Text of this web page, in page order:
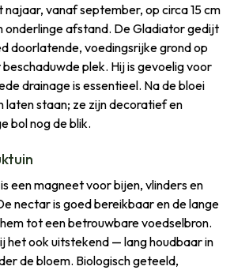
najaar, vanaf september, op circa 15 cm
afstand. De Gladiator gedijt
doorlatende, voedingsrijke grond op
plek. Hij is gevoelig voor
drainage is essentieel. Na de bloei
laten staan; ze zijn decoratief en
bol nog de blik.
een magneet voor bijen, vlinders en
nectar is goed bereikbaar en de lange
tot een betrouwbare voedselbron.
het ook uitstekend — lang houdbaar in
de bloem. Biologisch geteeld,